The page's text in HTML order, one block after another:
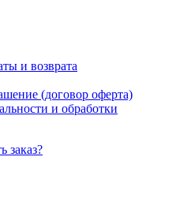
и возврата
(договор оферта)
и обработки
заказ?